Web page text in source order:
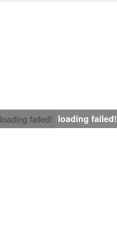
loading failed! loading failed!